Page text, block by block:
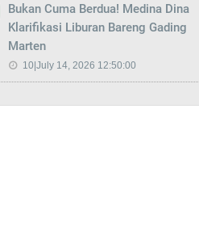
Bukan Cuma Berdua! Medina Dina
Klarifikasi Liburan Bareng Gading
Marten
10|July 14, 2026 12:50:00